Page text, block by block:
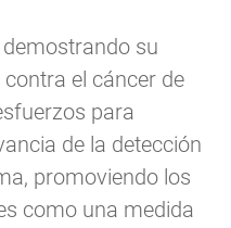
su
el cáncer de
para
de la detección
promoviendo los
como una medida